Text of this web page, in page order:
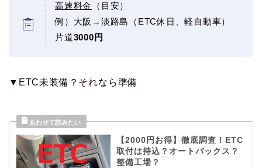
高速料金
（目安）
例）大阪→淡路島（ETC休日、軽自動車）
片道3000円
▼ETC未装備？それなら準備
【2000円お得】徹底調査！ETC
取付は持込？オートバックス？
整備工場？